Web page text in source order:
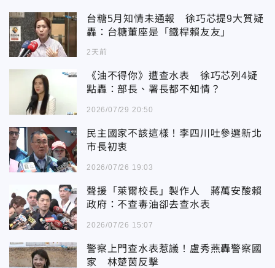
台糖5月知情未通報 徐巧芯提9大質疑
轟：台糖董座是「鐵桿賴友友」
2天前
《油不得你》遭查水表 徐巧芯列4疑
點轟：部長、署長都不知情？
2026/07/29 20:50
民主國家不該這樣！李四川吐參選新北
市長初衷
2026/07/26 19:03
聲援「萊爾校長」製作人 蔣萬安酸賴
政府：不查毒油卻去查水表
2026/07/26 15:07
警察上門查水表惹議！盧秀燕轟警察國
家 林楚茵反擊